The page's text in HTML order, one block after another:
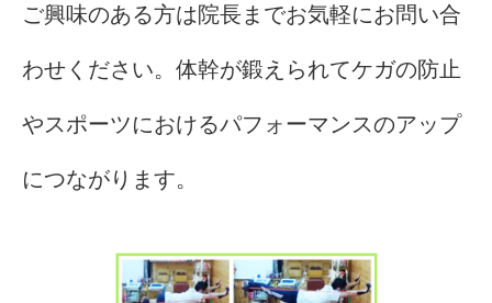
ご興味のある方は院長までお気軽にお問い合
わせください。体幹が鍛えられてケガの防止
やスポーツにおけるパフォーマンスのアップ
につながります。